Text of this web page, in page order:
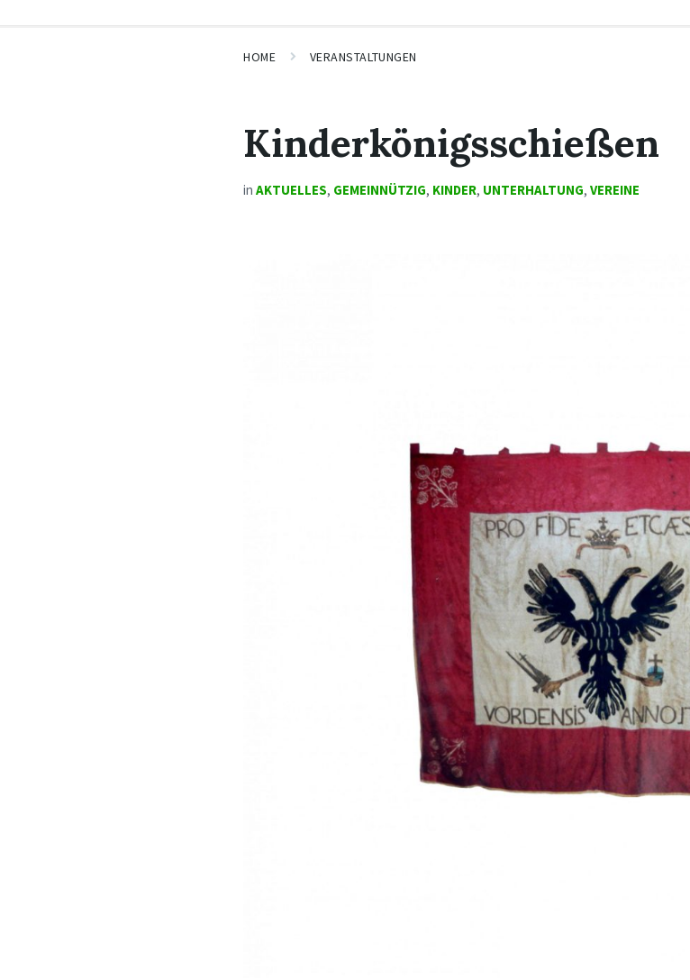
HOME VERANSTALTUNGEN
Kinderkönigsschießen
inAKTUELLES, GEMEINNÜTZIG, KINDER, UNTERHALTUNG,VEREINE